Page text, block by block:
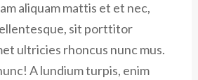
aliquam mattis et et nec,
sit porttitor
ultricies rhoncus nunc mus.
A lundium turpis, enim